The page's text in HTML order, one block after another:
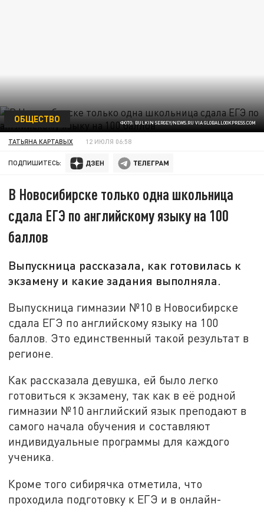
ФОТО: BULKIN SERGEY/NEWS.RU VIA GLOBALLOOKPRESS.COM
ОБЩЕСТВО
ТАТЬЯНА КАРТАВЫХ 12 ИЮЛЯ 06:58
ПОДПИШИТЕСЬ:
В Новосибирске только одна школьница
сдала ЕГЭ по английскому языку на 100
баллов
Выпускница рассказала, как готовилась к
экзамену и какие задания выполняла.
Выпускница гимназии №10 в Новосибирске
сдала ЕГЭ по английскому языку на 100
баллов. Это единственный такой результат в
регионе.
Как рассказала девушка, ей было легко
готовиться к экзамену, так как в её родной
гимназии №10 английский язык преподают в
самого начала обучения и составляют
индивидуальные программы для каждого
ученика.
Кроме того сибирячка отметила, что
проходила подготовку к ЕГЭ и в онлайн-